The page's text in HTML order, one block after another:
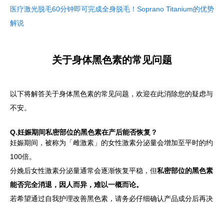
医疗激光脱毛60分钟即可完成全身脱毛！Soprano Titanium的优势
解说
关于身体黑色素的常见问题
以下将解答关于身体黑色素的常见问题，欢迎在此消除您的疑虑与
不安。
Q.妊娠期间私密部位的黑色素在产后能否恢复？
妊娠期间，被称为「雌激素」的女性激素分泌量会增加至平时的约
100倍。
分娩后女性激素分泌量通常会逐渐恢复平稳，但私密部位的黑色素
能否完全消退，因人而异，难以一概而论。
若希望通过自我护理改善黑色素，请务必仔细确认产品成分后再决